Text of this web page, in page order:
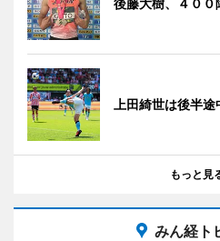
上田綺世は後半
もっと見
みん経ト